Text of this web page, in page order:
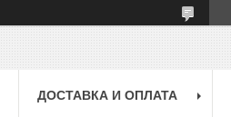
ДОСТАВКА И ОПЛАТА